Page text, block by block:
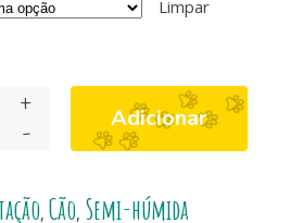
Limpar
-
+ Adicionar
, Cão, Semi-húmida